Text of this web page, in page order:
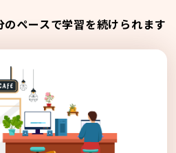
ペースで学習を続けられます